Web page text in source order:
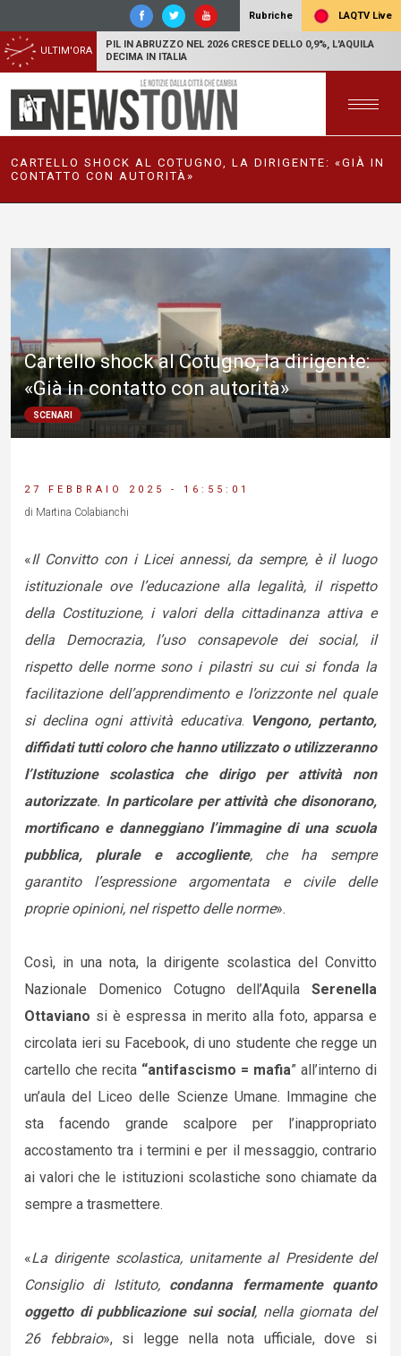
Rubriche LAQTV Live
ULTIM'ORA
PIL IN ABRUZZO NEL 2026 CRESCE DELLO 0,9%, L'AQUILA
DECIMA IN ITALIA
CARTELLO SHOCK AL COTUGNO, LA DIRIGENTE: «GIÀ IN
CONTATTO CON AUTORITÀ»
Cartello shock al Cotugno, la dirigente:
«Già in contatto con autorità»
SCENARI
27 FEBBRAIO 2025 - 16:55:01
di Martina Colabianchi
«Il Convitto con i Licei annessi, da sempre, è il luogo
istituzionale ove l’educazione alla legalità, il rispetto
della Costituzione, i valori della cittadinanza attiva e
della Democrazia, l’uso consapevole dei social, il
rispetto delle norme sono i pilastri su cui si fonda la
facilitazione dell’apprendimento e l’orizzonte nel quale
si declina ogni attività educativa. Vengono, pertanto,
diffidati tutti coloro che hanno utilizzato o utilizzeranno
l’Istituzione scolastica che dirigo per attività non
autorizzate. In particolare per attività che disonorano,
mortificano e danneggiano l’immagine di una scuola
pubblica, plurale e accogliente, che ha sempre
garantito l’espressione argomentata e civile delle
proprie opinioni, nel rispetto delle norme».
Così, in una nota, la dirigente scolastica del Convitto
Nazionale Domenico Cotugno dell’Aquila Serenella
Ottaviano si è espressa in merito alla foto, apparsa e
circolata ieri su Facebook, di uno studente che regge un
cartello che recita “antifascismo = mafia” all’interno di
un’aula del Liceo delle Scienze Umane. Immagine che
sta facendo grande scalpore per l’inappropriato
accostamento tra i termini e per il messaggio, contrario
ai valori che le istituzioni scolastiche sono chiamate da
sempre a trasmettere.
«La dirigente scolastica, unitamente al Presidente del
Consiglio di Istituto,condanna fermamente quanto
oggetto di pubblicazione sui social, nella giornata del
26 febbraio», si legge nella nota ufficiale, dove si